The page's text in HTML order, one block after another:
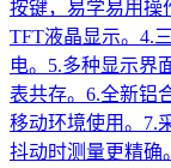
按键，易学易用操
TFT液晶显示。4.
电。5.多种显示界
表共存。6.全新铝
移动环境使用。7.
抖动时测量更精确